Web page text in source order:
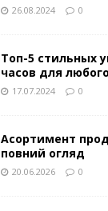
26.08.2024 0
Топ-5 стильных
часов для
17.07.2024 0
Асортимент
повний огляд
20.06.2026 0